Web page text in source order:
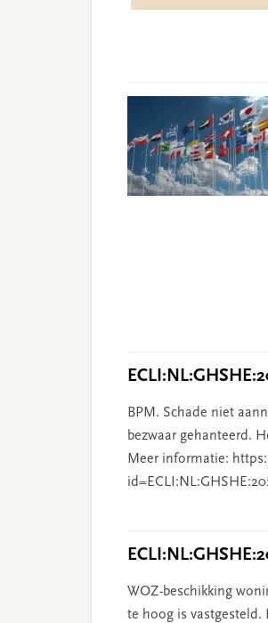
BPM. Schade niet
bezwaar gehanteerd.
Meer informatie:
WOZ-beschikking
te hoog is vastgesteld.